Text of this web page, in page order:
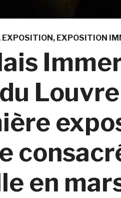
EXPOSITION EXPOSITION
en